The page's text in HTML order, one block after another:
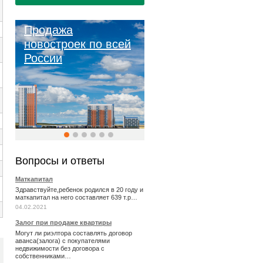
Продажа
новостроек по всей
России
Вопросы и ответы
Маткапитал
Здравствуйте,ребенок родился в 20 году и
маткапитал на него составляет 639 т.р…
04.02.2021
Залог при продаже квартиры
Могут ли риэлтора составлять договор
аванса(залога) с покупателями
недвижимости без договора с
собственниками…